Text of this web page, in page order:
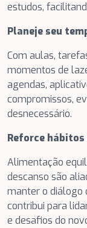
estudos,
Planeje seu
Com aulas,
momentos de
agendas,
compromissos,
desnecessário.
Reforce
Alimentação
descanso são
manter o diálogo
contribui para
e desafios do